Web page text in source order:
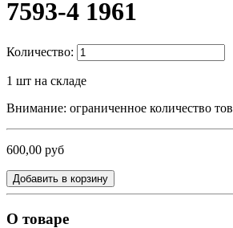
7593-4 1961
Количество:
1 шт на складе
Внимание: ограниченное количество
600,00 руб
Добавить в корзину
О товаре